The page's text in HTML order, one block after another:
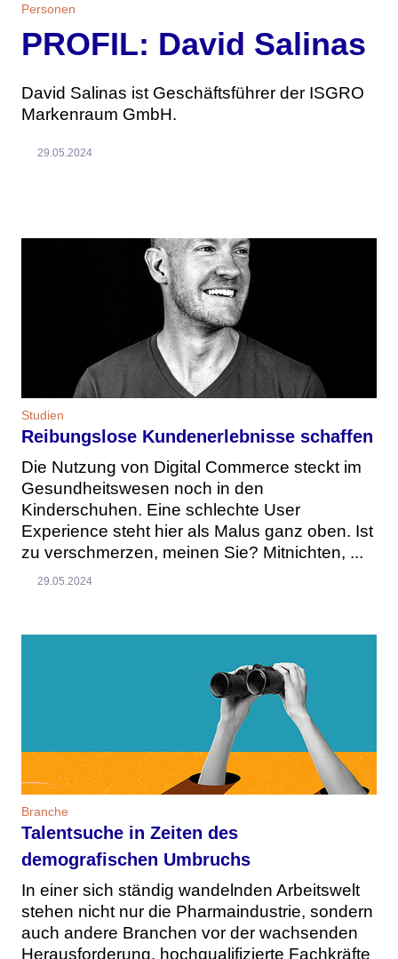
Personen
PROFIL: David Salinas
David Salinas ist Geschäftsführer der ISGRO
Markenraum GmbH.
29.05.2024
Studien
Reibungslose Kundenerlebnisse schaffen
Die Nutzung von Digital Commerce steckt im
Gesundheitswesen noch in den
Kinderschuhen. Eine schlechte User
Experience steht hier als Malus ganz oben. Ist
zu verschmerzen, meinen Sie? Mitnichten, ...
29.05.2024
Branche
Talentsuche in Zeiten des
demografischen Umbruchs
In einer sich ständig wandelnden Arbeitswelt
stehen nicht nur die Pharmaindustrie, sondern
auch andere Branchen vor der wachsenden
Herausforderung, hochqualifizierte Fachkräfte